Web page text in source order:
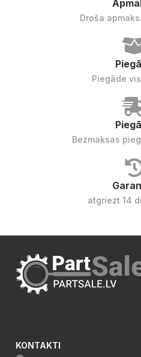
Droša
Piegāde
Bezmaksas
atgriezt 14
KONTAKTI